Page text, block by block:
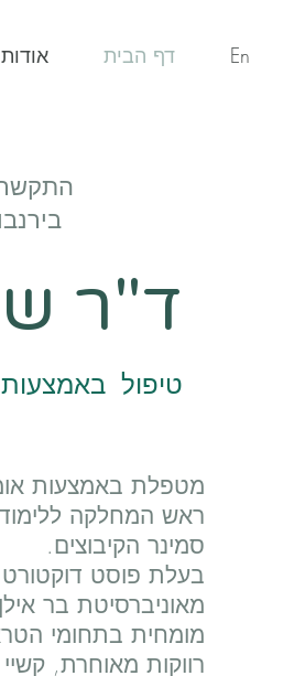
אודות דף הבית En
בירנבוים 10
ד"ר
טיפול באמצעות
מטפלת באמצעות
ראש המחלקה
סמינר הקיבוצים.
בעלת פוסט
מאוניברסיטת בר
מומחית בתחומי
רווקות מאוחרת,